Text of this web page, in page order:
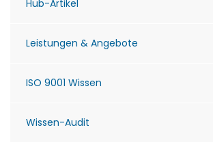
Hub-Artikel
Leistungen & Angebote
ISO 9001 Wissen
Wissen-Audit